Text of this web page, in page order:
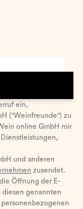
ein,
("Weinfreunde") zu
online GmbH mir
und anderen
zusendet.
Öffnung der E-
diesen genannten